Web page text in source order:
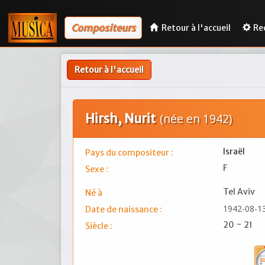
Compositeurs Retour à l'accueil
Retour à l'accueil
Hirsh, Nurit (née en 1942)
Pays du compositeur :
Israël
Sexe :
F
Né à
Tel Aviv
Date de naissance :
1942-08-
Siècle : 20 ~ 21